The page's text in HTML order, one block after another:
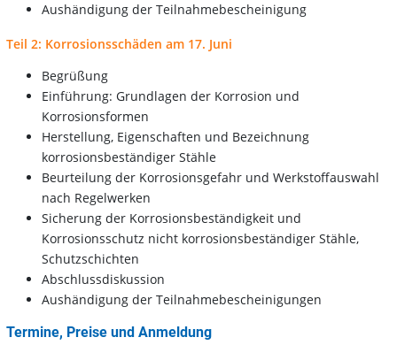
Aushändigung der Teilnahmebescheinigung
Teil 2: Korrosionsschäden am 17. Juni
Begrüßung
Einführung: Grundlagen der Korrosion und
Korrosionsformen
Herstellung, Eigenschaften und Bezeichnung
korrosionsbeständiger Stähle
Beurteilung der Korrosionsgefahr und Werkstoffauswahl
nach Regelwerken
Sicherung der Korrosionsbeständigkeit und
Korrosionsschutz nicht korrosionsbeständiger Stähle,
Schutzschichten
Abschlussdiskussion
Aushändigung der Teilnahmebescheinigungen
Termine, Preise und Anmeldung